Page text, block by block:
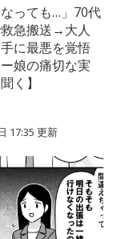
なっても…」70代
急搬送→大人
に最悪を覚悟
娘の痛切な実
く】
17:35 更新